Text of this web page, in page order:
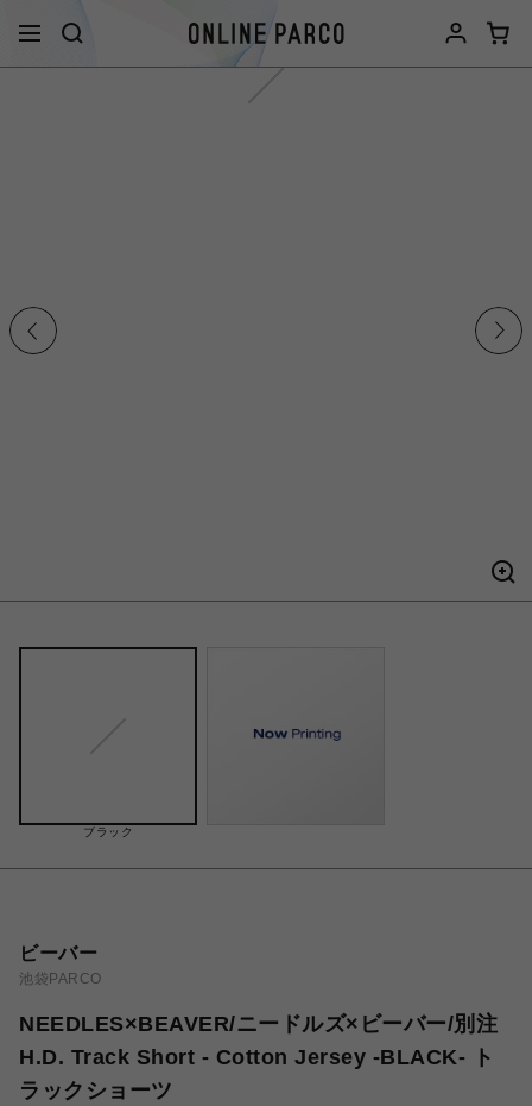
ブラック
ビーバー
池袋PARCO
NEEDLES×BEAVER/ニードルズ×ビーバー/別注
H.D. Track Short - Cotton Jersey -BLACK- ト
ラックショーツ